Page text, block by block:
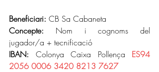
Beneficiari: CB Sa Cabaneta
Concepte: Nom i cognoms del
jugador/a + tecnificació
IBAN: Colonya Caixa Pollença ES94
2056 0006 3420 8213 7627